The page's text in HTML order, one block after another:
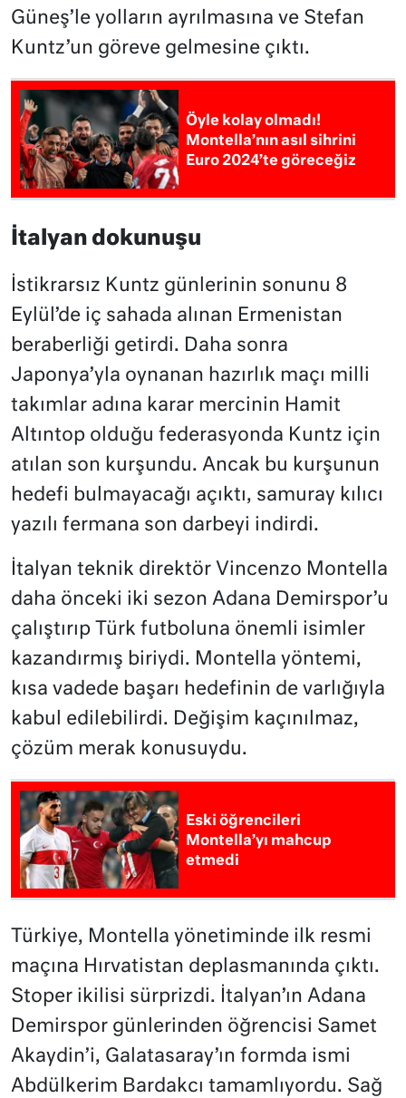
Güneş’le yolların ayrılmasına ve Stefan
Kuntz’un göreve gelmesine çıktı.
Öyle kolay olmadı!
Montella’nın asıl sihrini
Euro 2024’te göreceğiz
İtalyan dokunuşu
İstikrarsız Kuntz günlerinin sonunu 8
Eylül’de iç sahada alınan Ermenistan
beraberliği getirdi. Daha sonra
Japonya’yla oynanan hazırlık maçı milli
takımlar adına karar mercinin Hamit
Altıntop olduğu federasyonda Kuntz için
atılan son kurşundu. Ancak bu kurşunun
hedefi bulmayacağı açıktı, samuray kılıcı
yazılı fermana son darbeyi indirdi.
İtalyan teknik direktör Vincenzo Montella
daha önceki iki sezon Adana Demirspor’u
çalıştırıp Türk futboluna önemli isimler
kazandırmış biriydi. Montella yöntemi,
kısa vadede başarı hedefinin de varlığıyla
kabul edilebilirdi. Değişim kaçınılmaz,
çözüm merak konusuydu.
Eski öğrencileri
Montella’yı mahcup
etmedi
Türkiye, Montella yönetiminde ilk resmi
maçına Hırvatistan deplasmanında çıktı.
Stoper ikilisi sürprizdi. İtalyan’ın Adana
Demirspor günlerinden öğrencisi Samet
Akaydin’i, Galatasaray’ın formda ismi
Abdülkerim Bardakcı tamamlıyordu. Sağ